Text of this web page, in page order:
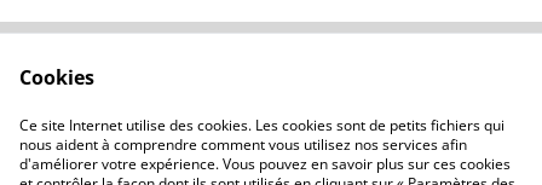
Politique de
confidentialité
À propos des cookies
Cookies
Ce site Internet utilise des cookies. Les cookies sont de petits fichiers qui
nous aident à comprendre comment vous utilisez nos services afin
d'améliorer votre expérience. Vous pouvez en savoir plus sur ces cookies